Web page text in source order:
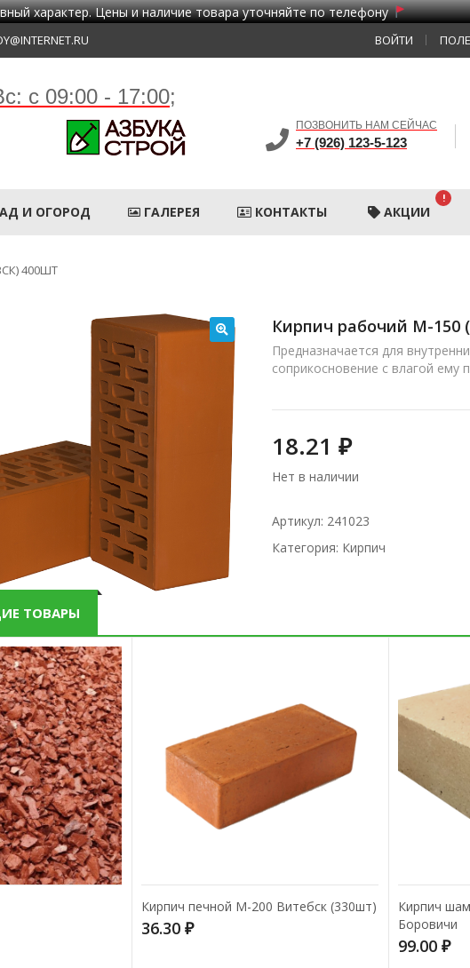
характер. Цены и наличие товара уточняйте по телефону
ВОЙТИ
с 09:00 - 17:00;
ПОЗВОНИТЬ НАМ СЕЙЧАС
+7 (926) 123-5-123
И ОГОРОД ГАЛЕРЕЯ КОНТАКТЫ АКЦИИ
!
400ШТ
Кирпич рабочий М-150
Предназначается для
соприкосновение с влагой ему
18.21 ₽
Нет в наличии
Артикул: 241023
Категория: Кирпич
ТОВАРЫ
Кирпич печной М-200 Витебск (330шт)
36.30 ₽
Кирпич
Боровичи
99.00 ₽
торцевая
0,5л Нефрас